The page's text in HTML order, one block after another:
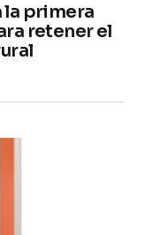
la primera
retener el